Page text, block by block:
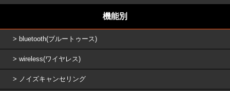
機能別
bluetooth(ブルートゥース)
wireless(ワイヤレス)
ノイズキャンセリング